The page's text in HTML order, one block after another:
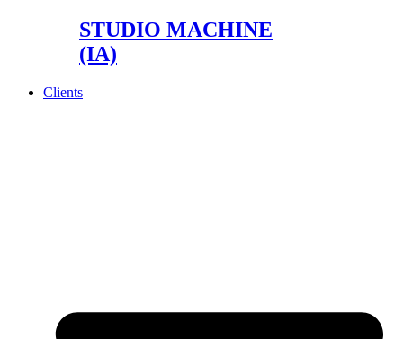
STUDIO MACHINE
(IA)
Clients